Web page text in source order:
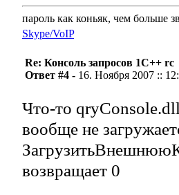
пароль как коньяк, чем больше
Skype/VoIP
Re: Консоль запросов 1С++ rc
Ответ #4 - 16. Ноября 2007 ::
Что-то
вообще не
возвращает 0